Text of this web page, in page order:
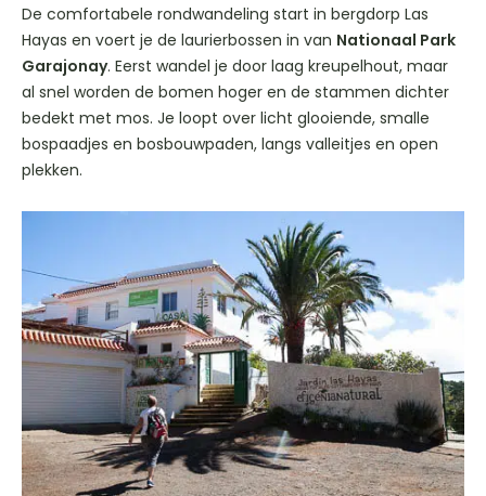
De comfortabele rondwandeling start in bergdorp Las
Hayas en voert je de laurierbossen in van Nationaal Park
Garajonay. Eerst wandel je door laag kreupelhout, maar
al snel worden de bomen hoger en de stammen dichter
bedekt met mos. Je loopt over licht glooiende, smalle
bospaadjes en bosbouwpaden, langs valleitjes en open
plekken.